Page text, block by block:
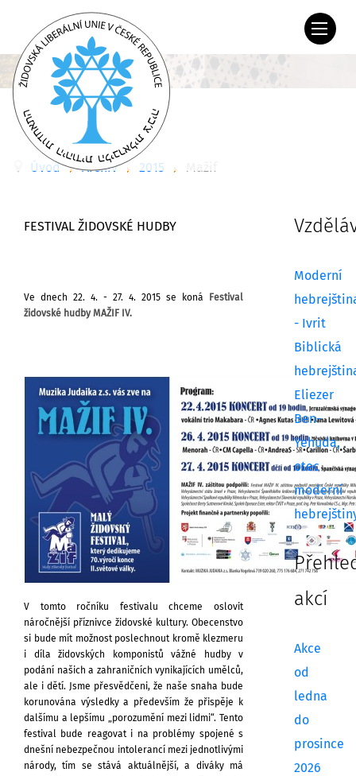
Úvod Archiv 2015 Mažif
FESTIVAL ŽIDOVSKÉ HUDBY
Ve dnech 22. 4. - 27. 4. 2015 se koná
Festival
židovské hudby MAŽIF IV.
V tomto ročníku festivalu chceme oslovit
náročnější příznivce židovské kultury. Obecenstvo
si bude mít možnost poslechnout kromě klezmeru
i díla židovských komponistů vážné hudby v
podání našich a zahraničních vynikajících umělců,
ale i dětí. Jsme přesvědčeni, že naše snaha bude
korunována výsledky a především že přispěje
k
dalšímu a lepšímu „porozumění mezi lidmi“.
Tento
festival bude reagovat i na problémy spojené s
dnešní nebezpečnou intolerancí
mezi jednotlivými
národy, tím se stává aktuálnější,a diváky má
Moderní
- Ivrit
Biblická
Eliezer
Ben-
Yehuda,
otec
moderní
akcí
Akce
od
ledna
do
prosince
2026